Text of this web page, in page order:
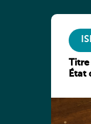
Titre
État